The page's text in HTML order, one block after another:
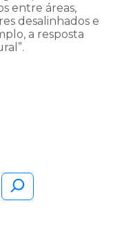
entre áreas,
desalinhados e
a resposta